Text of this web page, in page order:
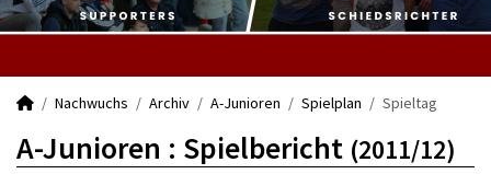
Nachwuchs Archiv A-Junioren Spielplan Spieltag
A-Junioren : Spielbericht (2011/12)